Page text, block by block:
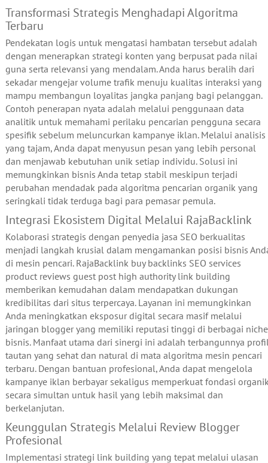
Transformasi Strategis Menghadapi Algoritma
Terbaru
Pendekatan logis untuk mengatasi hambatan tersebut adalah
dengan menerapkan strategi konten yang berpusat pada nilai
guna serta relevansi yang mendalam. Anda harus beralih dari
sekadar mengejar volume trafik menuju kualitas interaksi yang
mampu membangun loyalitas jangka panjang bagi pelanggan.
Contoh penerapan nyata adalah melalui penggunaan data
analitik untuk memahami perilaku pencarian pengguna secara
spesifik sebelum meluncurkan kampanye iklan. Melalui analisis
yang tajam, Anda dapat menyusun pesan yang lebih personal
dan menjawab kebutuhan unik setiap individu. Solusi ini
memungkinkan bisnis Anda tetap stabil meskipun terjadi
perubahan mendadak pada algoritma pencarian organik yang
seringkali tidak terduga bagi para pemasar pemula.
Integrasi Ekosistem Digital Melalui RajaBacklink
Kolaborasi strategis dengan penyedia jasa SEO berkualitas
menjadi langkah krusial dalam mengamankan posisi bisnis
di mesin pencari. RajaBacklink buy backlinks SEO services
product reviews guest post high authority link building
memberikan kemudahan dalam mendapatkan dukungan
kredibilitas dari situs terpercaya. Layanan ini memungkinkan
Anda meningkatkan eksposur digital secara masif melalui
jaringan blogger yang memiliki reputasi tinggi di berbagai niche
bisnis. Manfaat utama dari sinergi ini adalah terbangunnya
tautan yang sehat dan natural di mata algoritma mesin pencari
terbaru. Dengan bantuan profesional, Anda dapat mengelola
kampanye iklan berbayar sekaligus memperkuat fondasi
secara simultan untuk hasil yang lebih maksimal dan
berkelanjutan.
Keunggulan Strategis Melalui Review Blogger
Profesional
Implementasi strategi link building yang tepat melalui ulasan